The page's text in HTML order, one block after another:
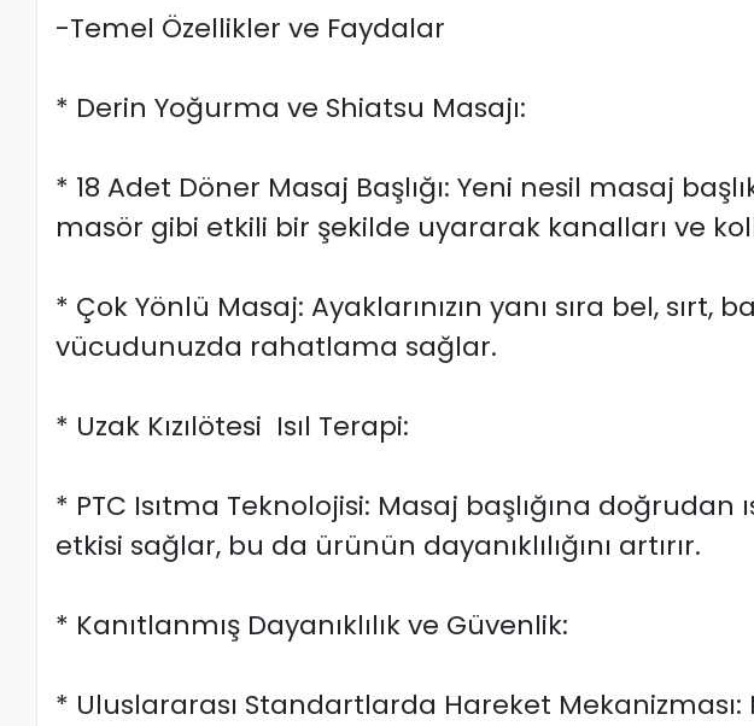
-Temel Özellikler ve Faydalar
* Derin Yoğurma ve Shiatsu Masajı:
* 18 Adet Döner Masaj Başlığı: Yeni nesil masaj
masör gibi etkili bir şekilde uyararak kanalları ve
* Çok Yönlü Masaj: Ayaklarınızın yanı sıra bel,
vücudunuzda rahatlama sağlar.
* Uzak Kızılötesi Isıl Terapi:
* PTC Isıtma Teknolojisi: Masaj başlığına doğrudan
etkisi sağlar, bu da ürünün dayanıklılığını artırır.
* Kanıtlanmış Dayanıklılık ve Güvenlik:
* Uluslararası Standartlarda Hareket